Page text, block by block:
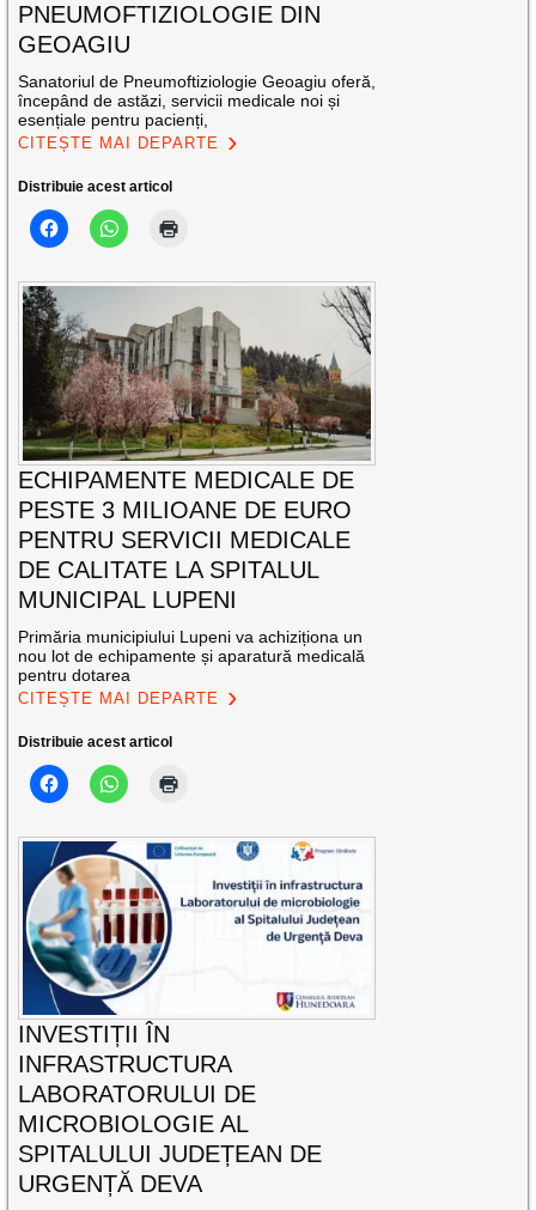
PNEUMOFTIZIOLOGIE DIN
GEOAGIU
Sanatoriul de Pneumoftiziologie Geoagiu oferă,
începând de astăzi, servicii medicale noi și
esențiale pentru pacienți,
CITEȘTE MAI DEPARTE
Distribuie acest articol
ECHIPAMENTE MEDICALE DE
PESTE 3 MILIOANE DE EURO
PENTRU SERVICII MEDICALE
DE CALITATE LA SPITALUL
MUNICIPAL LUPENI
Primăria municipiului Lupeni va achiziționa un
nou lot de echipamente și aparatură medicală
pentru dotarea
CITEȘTE MAI DEPARTE
Distribuie acest articol
INVESTIȚII ÎN
INFRASTRUCTURA
LABORATORULUI DE
MICROBIOLOGIE AL
SPITALULUI JUDEȚEAN DE
URGENȚĂ DEVA